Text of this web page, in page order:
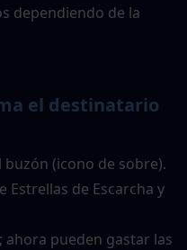
dependiendo de la
el destinatario
(icono de sobre).
Estrellas de Escarcha y
ahora pueden gastar las